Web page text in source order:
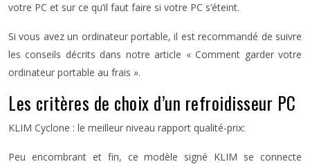
votre PC et sur ce qu’il faut faire si votre PC s’éteint.
Si vous avez un ordinateur portable, il est recommandé de suivre
les conseils décrits dans notre article « Comment garder votre
ordinateur portable au frais ».
Les critères de choix d’un refroidisseur PC
KLIM Cyclone : le meilleur niveau rapport qualité-prix:
Peu encombrant et fin, ce modèle signé KLIM se connecte